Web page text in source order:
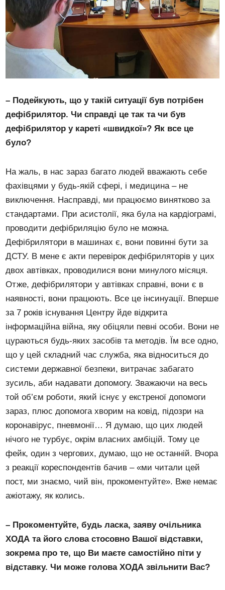
– Подейкують, що у такій ситуації був потрібен
дефібрилятор. Чи справді це так та чи був
дефібрилятор у кареті «швидкої»? Як все це
було?
На жаль, в нас зараз багато людей вважають себе
фахівцями у будь-якій сфері, і медицина – не
виключення. Насправді, ми працюємо винятково за
стандартами. При асистолії, яка була на кардіограмі,
проводити дефібриляцію було не можна.
Дефібрилятори в машинах є, вони повинні бути за
ДСТУ. В мене є акти перевірок дефібриляторів у цих
двох автівках, проводилися вони минулого місяця.
Отже, дефібрилятори у автівках справні, вони є в
наявності, вони працюють. Все це інсинуації. Вперше
за 7 років існування Центру йде відкрита
інформаційна війна, яку обіцяли певні особи. Вони не
цураються будь-яких засобів та методів. Їм все одно,
що у цей складний час служба, яка відноситься до
системи державної безпеки, витрачає забагато
зусиль, аби надавати допомогу. Зважаючи на весь
той об’єм роботи, який існує у екстреної допомоги
зараз, плюс допомога хворим на ковід, підозри на
коронавірус, пневмонії… Я думаю, що цих людей
нічого не турбує, окрім власних амбіцій. Тому це
фейк, один з чергових, думаю, що не останній. Вчора
з реакції кореспондентів бачив – «ми читали цей
пост, ми знаємо, чий він, прокоментуйте». Вже немає
ажіотажу, як колись.
– Прокоментуйте, будь ласка, заяву очільника
ХОДА та його слова стосовно Вашої відставки,
зокрема про те, що Ви маєте самостійно піти у
відставку. Чи може голова ХОДА звільнити Вас?